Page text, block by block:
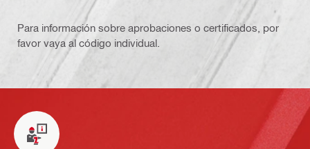
Para información sobre aprobaciones o certificados, por
favor vaya al código individual.